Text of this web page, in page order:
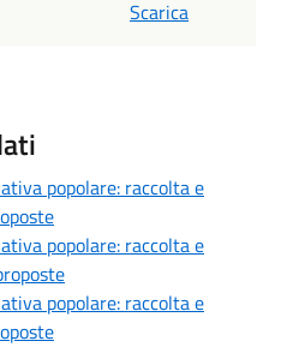
Scarica
popolare: raccolta e
popolare: raccolta e
popolare: raccolta e